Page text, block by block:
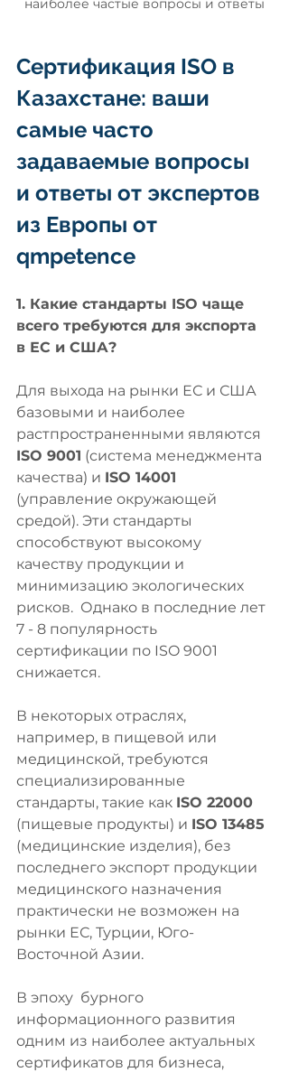
наиболее частые вопросы и ответы
Сертификация ISO в
Казахстане: ваши
самые часто
задаваемые вопросы
и ответы от экспертов
из Европы от
qmpetence
1. Какие стандарты ISO чаще
всего требуются для экспорта
в ЕС и США?
Для выхода на рынки ЕС и США
базовыми и наиболее
растпространенными являются
ISO 9001 (система менеджмента
качества) и ISO 14001
(управление окружающей
средой). Эти стандарты
способствуют высокому
качеству продукции и
минимизацию экологических
рисков.  Однако в последние лет
7 - 8 популярность
сертификации по ISO 9001
снижается.
В некоторых отраслях,
например, в пищевой или
медицинской, требуются
специализированные
стандарты, такие как ISO 22000
(пищевые продукты) и ISO 13485
(медицинские изделия), без
последнего экспорт продукции
медицинского назначения
практически не возможен на
рынки ЕС, Турции, Юго-
Восточной Азии.
В эпоху  бурного
информационного развития
одним из наиболее актуальных
сертификатов для бизнеса,